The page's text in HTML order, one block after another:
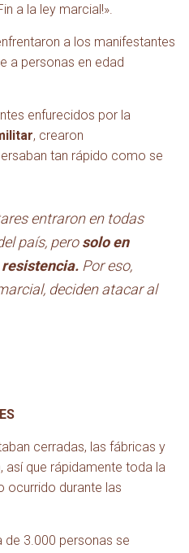
a la ley marcial!».
a los manifestantes
a personas en edad
enfurecidos por la
, crearon
tan rápido como se
entraron en todas
país, perosolo en
Por eso,
deciden atacar al
cerradas, las fábricas y
así que rápidamente toda la
ocurrido durante las
de 3.000 personas se